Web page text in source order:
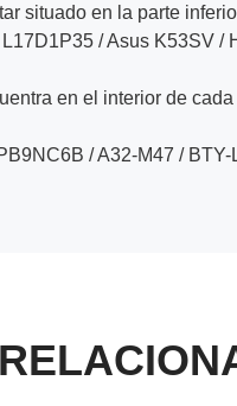
situado en la parte
/ Asus K53SV /
en el interior de
/ A32-M47 / BTY-